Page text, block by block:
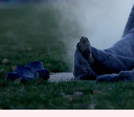
unterstützen
genossenschaft
epaper login